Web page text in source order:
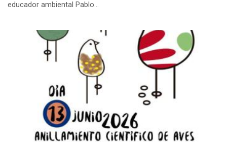
educador ambiental Pablo...